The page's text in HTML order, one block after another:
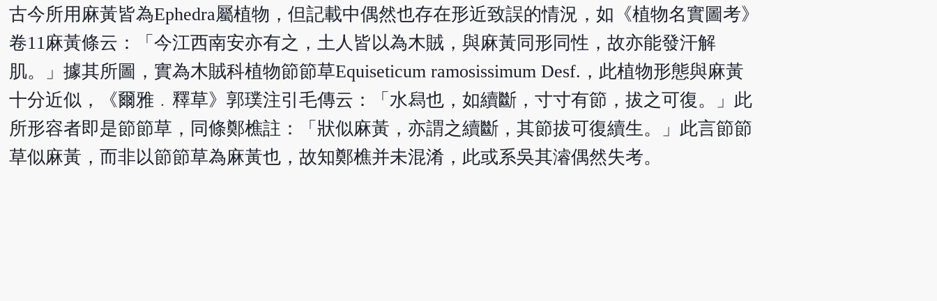
古今所用麻黃皆為Ephedra屬植物，但記載中偶然也存在形近致誤的情況，如《植物名實圖考》
卷11麻黃條云：「今江西南安亦有之，土人皆以為木賊，與麻黃同形同性，故亦能發汗解
肌。」據其所圖，實為木賊科植物節節草Equiseticum ramosissimum Desf.，此植物形態與麻黃
十分近似，《爾雅﹒釋草》郭璞注引毛傳云：「水舄也，如續斷，寸寸有節，拔之可復。」此
所形容者即是節節草，同條鄭樵註：「狀似麻黃，亦謂之續斷，其節拔可復續生。」此言節節
草似麻黃，而非以節節草為麻黃也，故知鄭樵并未混淆，此或系吳其濬偶然失考。